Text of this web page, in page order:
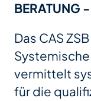
BERATUNG
Das CAS
vermittelt
für die